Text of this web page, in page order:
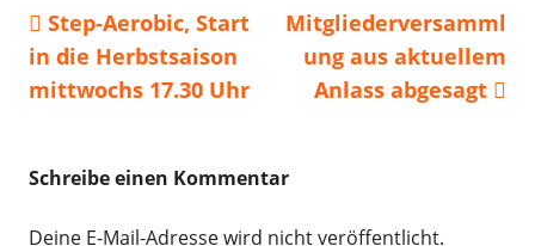
Beitragsnavigation
Vorheriger
Beitrag:
Step-Aerobic, Start
in die Herbstsaison
mittwochs 17.30 Uhr
Nächster
Beitrag
Mitgliederversamml
ung aus aktuellem
Anlass abgesagt
Schreibe einen Kommentar
Deine E-Mail-Adresse wird nicht veröffentlicht.